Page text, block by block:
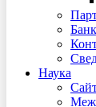
Наука